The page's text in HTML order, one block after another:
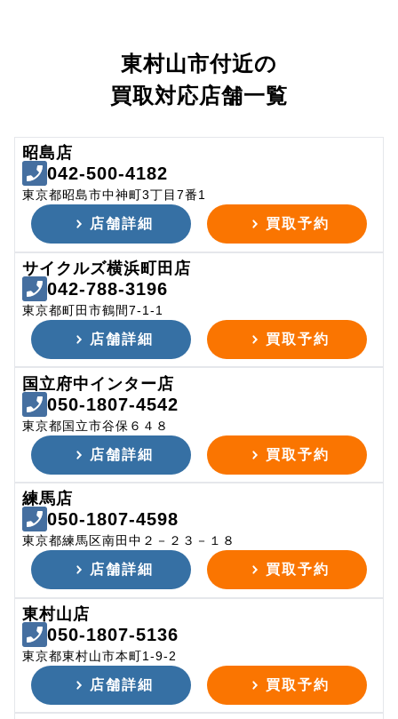
東村山市付近の
買取対応店舗一覧
昭島店
042-500-4182
東京都昭島市中神町3丁目7番1
店舗詳細 買取予約
サイクルズ横浜町田店
042-788-3196
東京都町田市鶴間7-1-1
店舗詳細 買取予約
国立府中インター店
050-1807-4542
東京都国立市谷保６４８
店舗詳細 買取予約
練馬店
050-1807-4598
東京都練馬区南田中２－２３－１８
店舗詳細 買取予約
東村山店
050-1807-5136
東京都東村山市本町1-9-2
店舗詳細 買取予約